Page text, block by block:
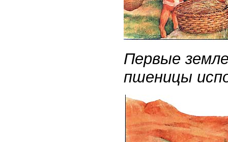
Первые
пшеницы